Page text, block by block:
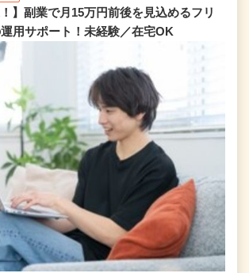
！】副業で月15万円前後を見込めるフリ
用サポート！未経験／在宅OK